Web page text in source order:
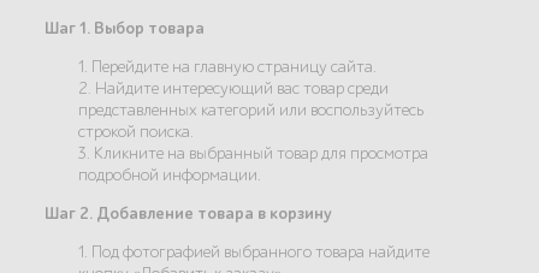
Шаг 1. Выбор товара
1. Перейдите на главную страницу сайта.
2. Найдите интересующий вас товар среди
представленных категорий или воспользуйтесь
строкой поиска.
3. Кликните на выбранный товар для просмотра
подробной информации.
Шаг 2. Добавление товара в корзину
1. Под фотографией выбранного товара найдите